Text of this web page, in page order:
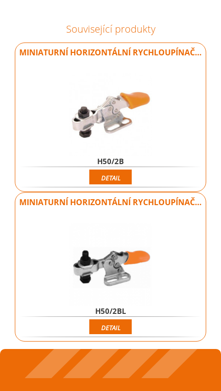
Související produkty
MINIATURNÍ HORIZONTÁLNÍ RYCHLOUPÍNAČ…
H50/2B
DETAIL
MINIATURNÍ HORIZONTÁLNÍ RYCHLOUPÍNAČ…
H50/2BL
DETAIL